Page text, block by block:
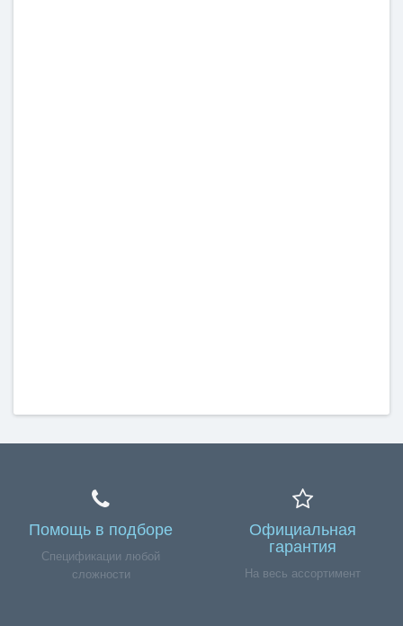
Помощь в подборе
Спецификации любой
сложности
Официальная
гарантия
На весь ассортимент